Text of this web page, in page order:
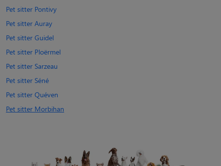
Pet sitter Pontivy
Pet sitter Auray
Pet sitter Guidel
Pet sitter Ploërmel
Pet sitter Sarzeau
Pet sitter Séné
Pet sitter Quéven
Pet sitter Morbihan